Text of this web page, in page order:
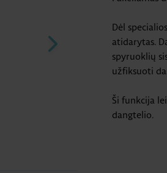
Dėl
atidarytas.
spyruoklių
užfiksuoti
Ši funkcija
dangtelio.